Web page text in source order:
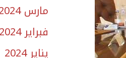
مارس 2024
فبراير 2024
يناير 2024